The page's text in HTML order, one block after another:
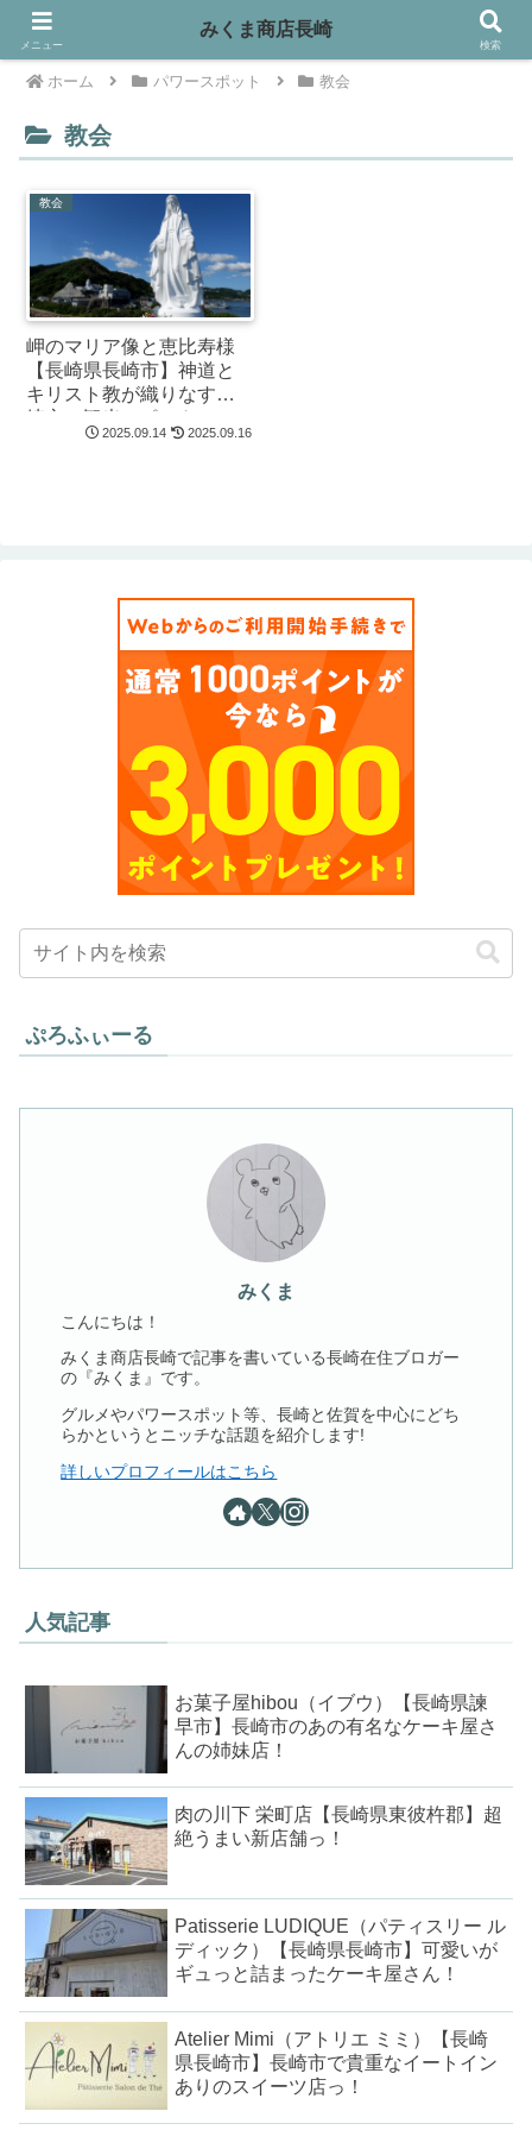
ホーム パワースポット 教会
教会
教会
岬のマリア像と恵比寿様
【長崎県長崎市】神道と
キリスト教が織りなす長
崎市の観光スポット！
2025.09.14 2025.09.16
ぷろふぃーる
みくま
こんにちは！
みくま商店長崎で記事を書いている長崎在住ブロガー
の『みくま』です。
グルメやパワースポット等、長崎と佐賀を中心にどち
らかというとニッチな話題を紹介します!
詳しいプロフィールはこちら
人気記事
お菓子屋hibou（イブウ）【長崎県諫
早市】長崎市のあの有名なケーキ屋さ
んの姉妹店！
肉の川下 栄町店【長崎県東彼杵郡】超
絶うまい新店舗っ！
Patisserie LUDIQUE（パティスリー ル
ディック）【長崎県長崎市】可愛いが
ギュっと詰まったケーキ屋さん！
Atelier Mimi（アトリエ ミミ）【長崎
県長崎市】長崎市で貴重なイートイン
ありのスイーツ店っ！
メニュー
みくま商店長崎
検索